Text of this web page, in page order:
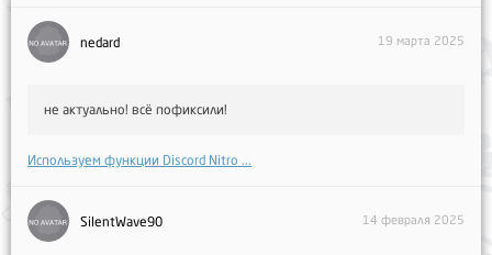
nedard 19 марта 2025
не актуально! всё пофиксили!
Используем функции Discord Nitro ...
SilentWave90 14 февраля 2025